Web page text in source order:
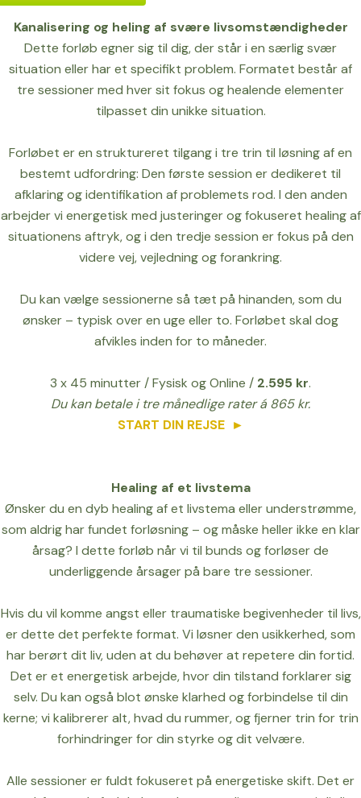
Kanalisering og heling af svære livsomstændigheder
Dette forløb egner sig til dig, der står i en særlig svær
situation eller har et specifikt problem. Formatet består af
tre sessioner med hver sit fokus og healende elementer
tilpasset din unikke situation.
Forløbet er en struktureret tilgang i tre trin til løsning af en
bestemt udfordring: Den første session er dedikeret til
afklaring og identifikation af problemets rod. I den anden
arbejder vi energetisk med justeringer og fokuseret healing af
situationens aftryk, og i den tredje session er fokus på den
videre vej, vejledning og forankring.
Du kan vælge sessionerne så tæt på hinanden, som du
ønsker – typisk over en uge eller to. Forløbet skal dog
afvikles inden for to måneder.
3 x 45 minutter / Fysisk og Online / 2.595 kr.
Du kan betale i tre månedlige rater á 865 kr.
START DIN REJSE ►
Healing af et livstema
Ønsker du en dyb healing af et livstema eller understrømme,
som aldrig har fundet forløsning – og måske heller ikke en klar
årsag? I dette forløb når vi til bunds og forløser de
underliggende årsager på bare tre sessioner.
Hvis du vil komme angst eller traumatiske begivenheder til livs,
er dette det perfekte format. Vi løsner den usikkerhed, som
har berørt dit liv, uden at du behøver at repetere din fortid.
Det er et energetisk arbejde, hvor din tilstand forklarer sig
selv. Du kan også blot ønske klarhed og forbindelse til din
kerne; vi kalibrerer alt, hvad du rummer, og fjerner trin for trin
forhindringer for din styrke og dit velvære.
Alle sessioner er fuldt fokuseret på energetiske skift. Det er